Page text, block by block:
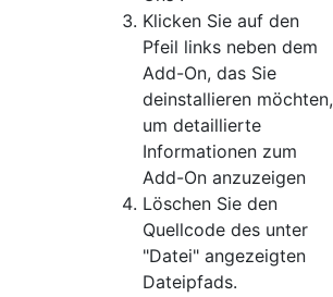
Klicken Sie auf den
Pfeil links neben dem
Add-On, das Sie
deinstallieren möchten,
um detaillierte
Informationen zum
Add-On anzuzeigen
Löschen Sie den
Quellcode des unter
"Datei" angezeigten
Dateipfads.